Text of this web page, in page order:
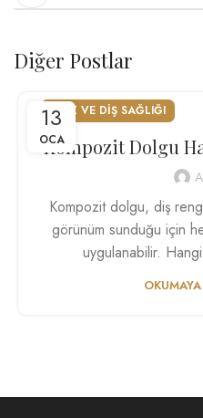
Diğer Postlar
13
OCA
AĞIZ VE DIŞ SAĞLIĞI
Kompozit Dolgu
Kompozit dolgu, diş
görünüm sunduğu için
uygulanabilir.